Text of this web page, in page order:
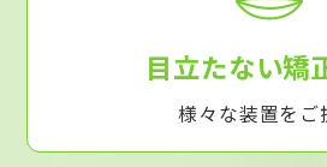
目立たない矯
様々な装置をご